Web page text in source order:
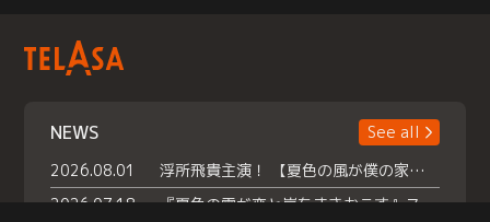
NEWS
See all
2026.08.01
浮所飛貴主演！ 【夏色の風が僕の家にやってきた】 本日よりテラサで独占配信スタート！
2026.07.18
『夏色の雲が恋と嵐をまきおこす』スペシャルメイキング 【Part1】2026年７月18日（土）23時30分～配信スタート！話題のシーンの裏側を大公開！豪華キャスト大集合！ 『武宮家 真夏の家族会議』開催！